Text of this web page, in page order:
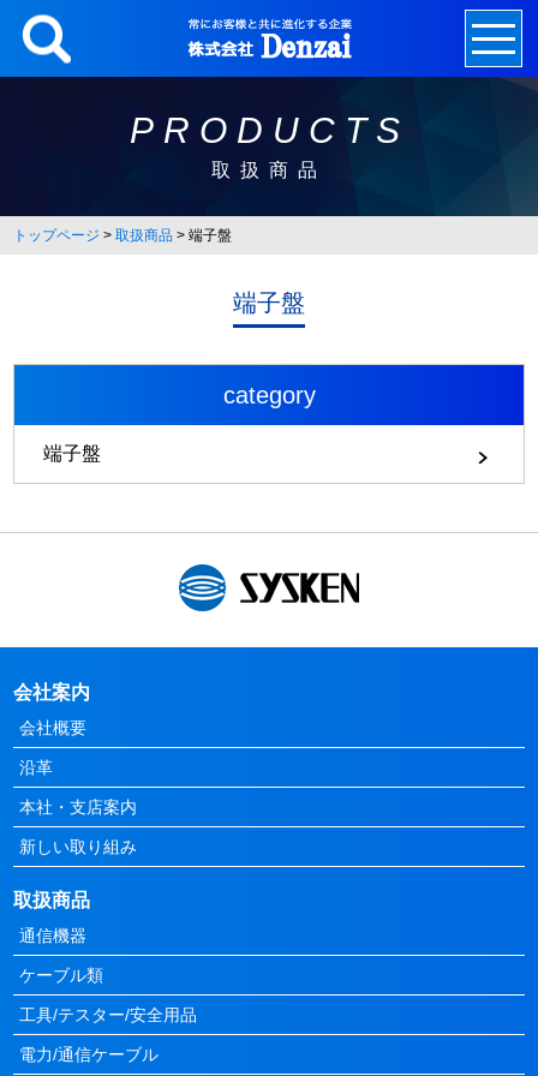
content
PRODUCTS
取扱商品
トップページ > 取扱商品 > 端子盤
端子盤
category
端子盤
会社案内
会社概要
沿革
本社・支店案内
新しい取り組み
取扱商品
通信機器
ケーブル類
工具/テスター/安全用品
電力/通信ケーブル